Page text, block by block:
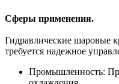
Сферы применения.
Гидравлические шаровые
требуется надежное
Промышленность: